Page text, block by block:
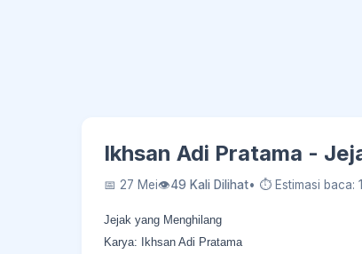
Ikhsan Adi Pratama -
📅 27 Mei👁49 Kali Dilihat• ⏱ Estimasi baca:
Jejak yang Menghilang
Karya: Ikhsan Adi Pratama